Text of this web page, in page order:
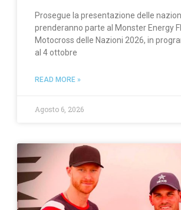
Prosegue la presentazione delle
prenderanno parte al Monster Energy
Motocross delle Nazioni 2026, in
al 4 ottobre
READ MORE »
Agosto 6, 2026